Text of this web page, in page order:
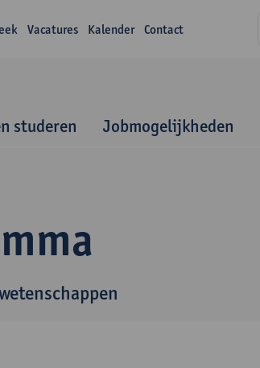
Vacatures Kalender Contact
studeren Jobmogelijkheden